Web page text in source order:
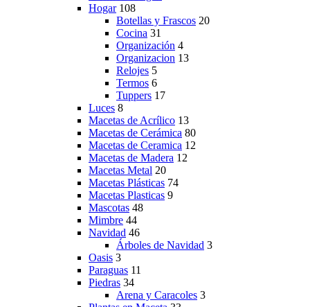
Hogar 108
Botellas y Frascos 20
Cocina 31
Organización 4
Organizacion 13
Relojes 5
Termos 6
Tuppers 17
Luces 8
Macetas de Acrílico 13
Macetas de Cerámica 80
Macetas de Ceramica 12
Macetas de Madera 12
Macetas Metal 20
Macetas Plásticas 74
Macetas Plasticas 9
Mascotas 48
Mimbre 44
Navidad 46
Árboles de Navidad 3
Oasis 3
Paraguas 11
Piedras 34
Arena y Caracoles 3